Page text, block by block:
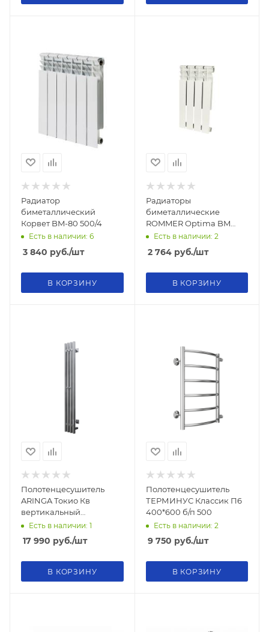
Радиатор
биметаллический
Корвет BM-80 500/4
Есть в наличии: 6
3 840 руб./шт
В КОРЗИНУ
Радиаторы
биметаллические
ROMMER Optima BM
500/80/4
Есть в наличии: 2
2 764руб./шт
В КОРЗИНУ
Полотенцесушитель
ARINGA Токио Кв
вертикальный
электрический 120*15,
матовый хром
Есть в наличии: 1
17 990 руб./шт
В КОРЗИНУ
Полотенцесушитель
ТЕРМИНУС Классик П6
400*600 б/п 500
Есть в наличии: 2
9 750 руб./шт
В КОРЗИНУ